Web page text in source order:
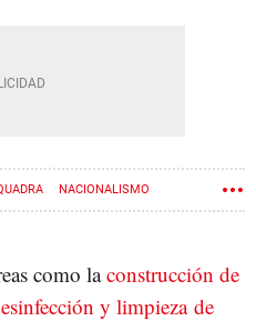
NACIONALISMO
como laconstrucción de
y limpieza de